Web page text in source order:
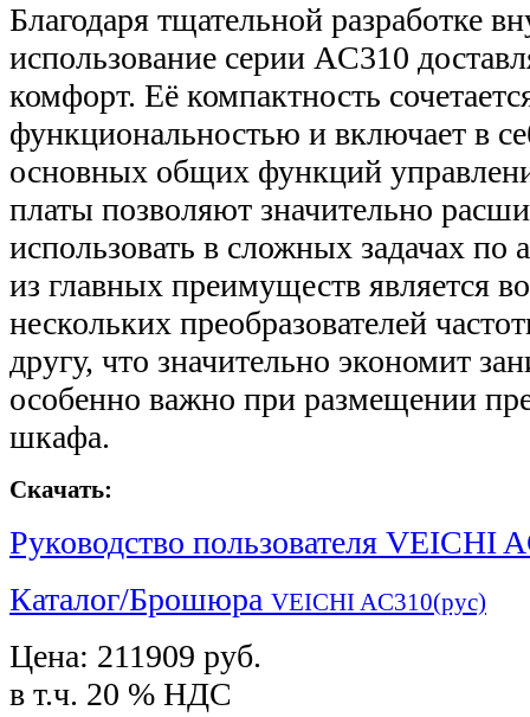
Благодаря тщательной разработке
использование серии AC310
комфорт. Её компактность
функциональностью и включает в
основных общих функций
платы позволяют значительно
использовать в сложных задачах по
из главных преимуществ является
нескольких преобразователей
другу, что значительно экономит
особенно важно при размещении
шкафа.
Скачать:
Руководство пользователя VEICHI
Каталог/Брошюра VEICHI AC310(рус)
Цена: 211909 руб.
в т.ч. 20 % НДС